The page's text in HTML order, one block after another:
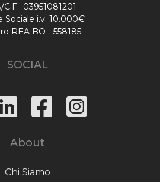
C.F.: 03951081201
Sociale i.v. 10.000€
REA BO - 558185
SOCIAL
About
Chi Siamo